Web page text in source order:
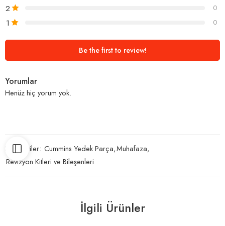
2 0
1 0
Be the first to review!
Yorumlar
Henüz hiç yorum yok.
Kategoriler: Cummins Yedek Parça,Muhafaza,
Revizyon Kitleri ve Bileşenleri
İlgili Ürünler